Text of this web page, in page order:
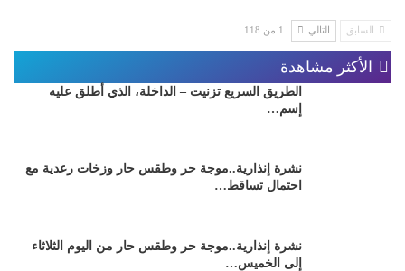
السابق التالي 1 من 118
الأكثر مشاهدة
الطريق السريع تزنيت – الداخلة، الذي أطلق عليه
إسم…
نشرة إنذارية..موجة حر وطقس حار وزخات رعدية مع
احتمال تساقط…
نشرة إنذارية..موجة حر وطقس حار من اليوم الثلاثاء
إلى الخميس…